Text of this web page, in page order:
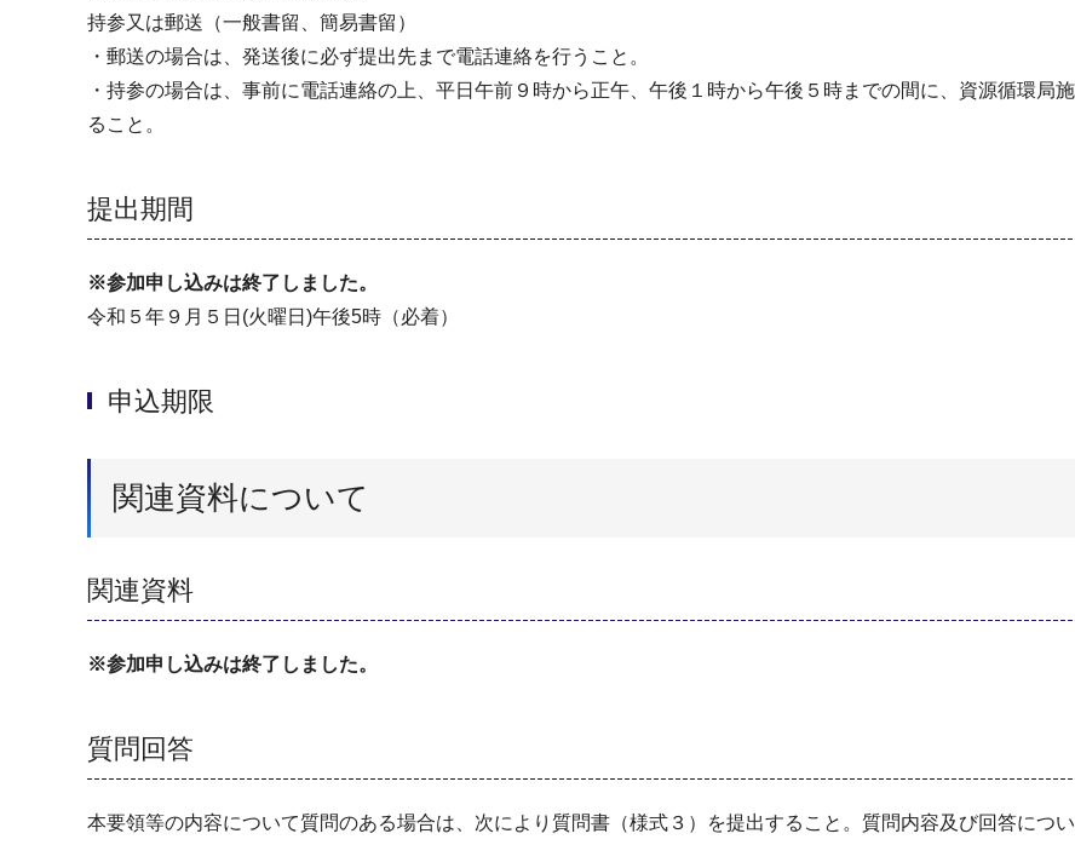
持参又は郵送（一般書留、簡易書留）
・郵送の場合は、発送後に必ず提出先まで電話連絡を行うこと。
・持参の場合は、事前に電話連絡の上、平日午前９時から正午、午後１時から午後５時までの間に、資源循環局
ること。
提出期間
※参加申し込みは終了しました。
令和５年９月５日(火曜日)午後5時（必着）
申込期限
関連資料について
関連資料
※参加申し込みは終了しました。
質問回答
本要領等の内容について質問のある場合は、次により質問書（様式３）を提出すること。質問内容及び回答につ